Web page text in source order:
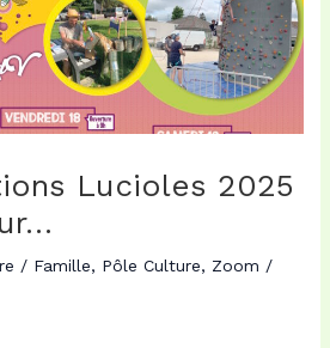
Lucioles 2025
/ Famille, Pôle Culture, Zoom /